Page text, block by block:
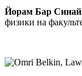
Йорам Бар
физики на